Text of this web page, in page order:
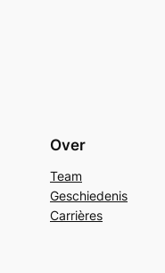
Over
Team
Geschiedenis
Carrières